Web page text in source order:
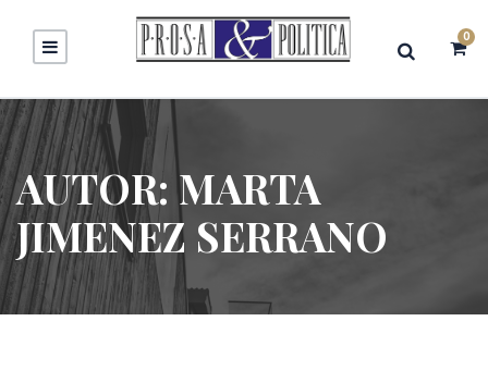
0
AUTOR:MARTA
JIMENEZ SERRANO